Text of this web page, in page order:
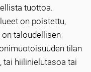
tuottoa.
on poistettu,
taloudellisen
tilan
tai hiilinielutasoa tai